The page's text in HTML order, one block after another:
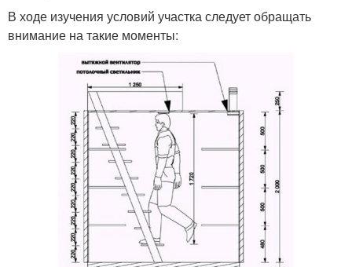
В ходе изучения условий участка следует обращать
внимание на такие моменты: